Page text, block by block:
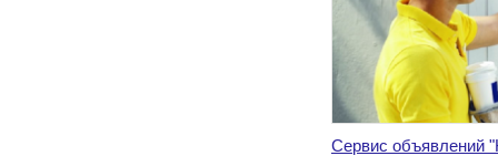
Сервис объявлений